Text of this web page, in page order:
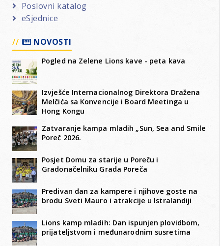
Poslovni katalog
eSjednice
NOVOSTI
Pogled na Zelene Lions kave - peta kava
Izvješće Internacionalnog Direktora Dražena
Melčića sa Konvencije i Board Meetinga u
Hong Kongu
Zatvaranje kampa mladih „Sun, Sea and Smile
Poreč 2026.
Posjet Domu za starije u Poreču i
Gradonačelniku Grada Poreča
Predivan dan za kampere i njihove goste na
brodu Sveti Mauro i atrakcije u Istralandiji
Lions kamp mladih: Dan ispunjen plovidbom,
prijateljstvom i međunarodnim susretima